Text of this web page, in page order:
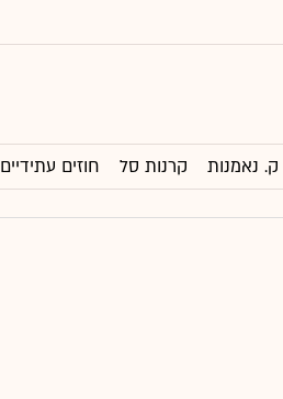
ק. נאמנות קרנות סל חוזים עתידיים